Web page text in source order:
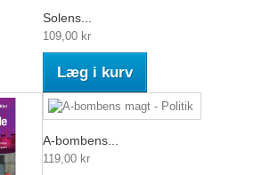
Solens...
109,00 kr
Læg i kurv
A-bombens...
119,00 kr